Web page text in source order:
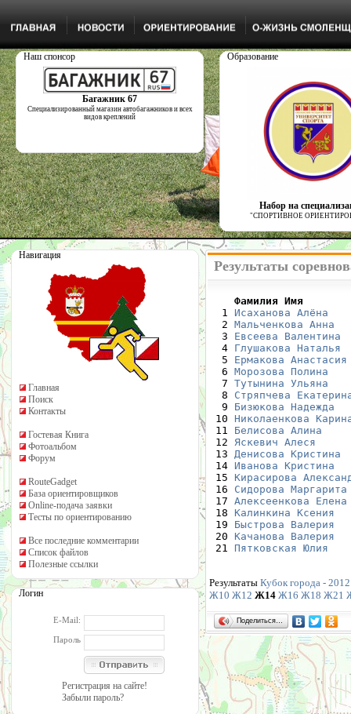
Наш спонсор
Багажник 67
Специализированный магазин автобагажников и всех
видов креплений
Образование
Набор на
"СПОРТИВНОЕ
Навигация
Главная
Поиск
Контакты
Гостевая Книга
Фотоальбом
Форум
RouteGadget
База ориентировщиков
Online-подача заявки
Тесты по ориентированию
Все последние комментарии
Список файлов
Полезные ссылки
Логин
E-Mail:
Пароль
Регистрация на сайте!
Забыли пароль?
Результаты
Фамилия Имя
1 Исаханова Алёна
  2
Мальченкова Анна
  3
Евсеева Валентина
  4
Глушакова Наталья
  5
Ермакова Анастасия
  6
Морозова Полина
  7
Тутынина Ульяна
  8
Стряпчева
  9
Бизюкова Надежда
10 Николаенкова
11 Белисова Алина
12 Яскевич Алеся
13 Денисова Кристина
14 Иванова Кристина
15 Кирасирова
16 Сидорова Маргарита
17 Алексеенкова Елена
18 Калинкина Ксения
19 Быстрова Валерия
20 Качанова Валерия
21 Пятковская Юлия
Результаты Кубок города -
Ж10 Ж12 Ж14 Ж16 Ж18 Ж21
Поделиться…